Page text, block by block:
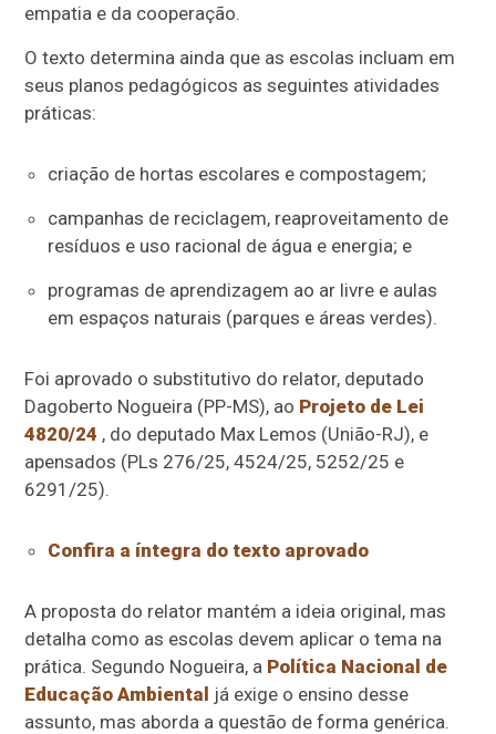
empatia e da cooperação.
O texto determina ainda que as escolas incluam em
seus planos pedagógicos as seguintes atividades
práticas:
criação de hortas escolares e compostagem;
campanhas de reciclagem, reaproveitamento de
resíduos e uso racional de água e energia; e
programas de aprendizagem ao ar livre e aulas
em espaços naturais (parques e áreas verdes).
Foi aprovado osubstitutivo do relator, deputado
Dagoberto Nogueira (PP-MS), ao Projeto de Lei
4820/24 , do deputado Max Lemos (União-RJ), e
apensados (PLs 276/25, 4524/25, 5252/25 e
6291/25).
Confira a íntegra do texto aprovado
A proposta do relator mantém a ideia original, mas
detalha como as escolas devem aplicar o tema na
prática. Segundo Nogueira, a Política Nacional de
Educação Ambiental já exige o ensino desse
assunto, mas aborda a questão de forma genérica.